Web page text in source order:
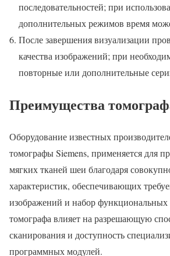
последовательностей; при
дополнительных режимов время
После завершения визуализации
качества изображений; при
повторные или дополнительные
Преимущества
Оборудование известных
томографы Siemens, применяется для
мягких тканей шеи благодаря
характеристик, обеспечивающих
изображений и набор
томографа влияет на разрешающую
сканирования и доступность
программных модулей.